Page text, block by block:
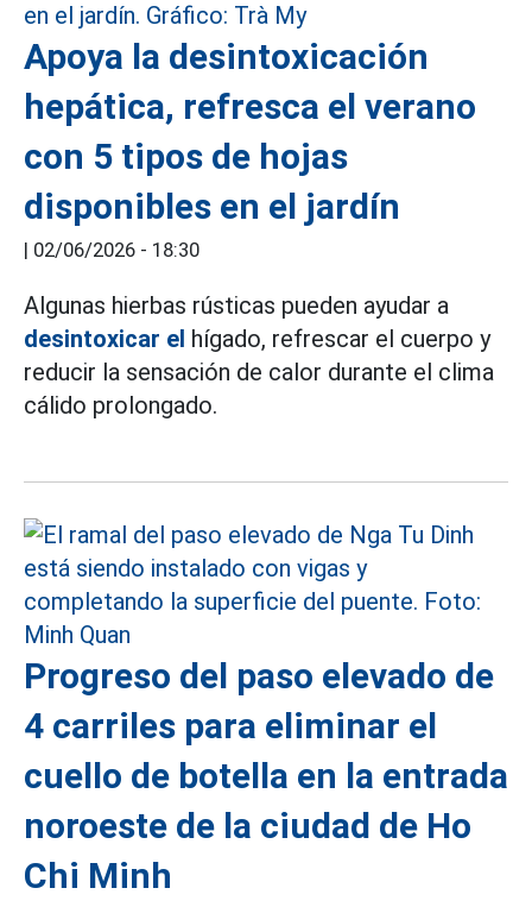
Apoya la desintoxicación
hepática, refresca el verano
con 5 tipos de hojas
disponibles en el jardín
| 02/06/2026 - 18:30
Algunas hierbas rústicas pueden ayudar a
desintoxicar el hígado, refrescar el cuerpo y
reducir la sensación de calor durante el clima
cálido prolongado.
Progreso del paso elevado de
4 carriles para eliminar el
cuello de botella en la entrada
noroeste de la ciudad de Ho
Chi Minh